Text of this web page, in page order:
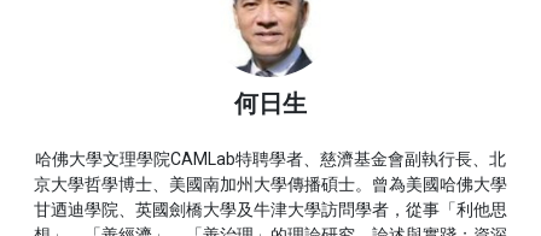
名家榜
灼見活動
何日生
哈佛大學文理學院CAMLab特聘學者、慈濟基金會副執行長、北
京大學哲學博士、美國南加州大學傳播碩士。曾為美國哈佛大學
甘迺迪學院、英國劍橋大學及牛津大學訪問學者，從事「利他思